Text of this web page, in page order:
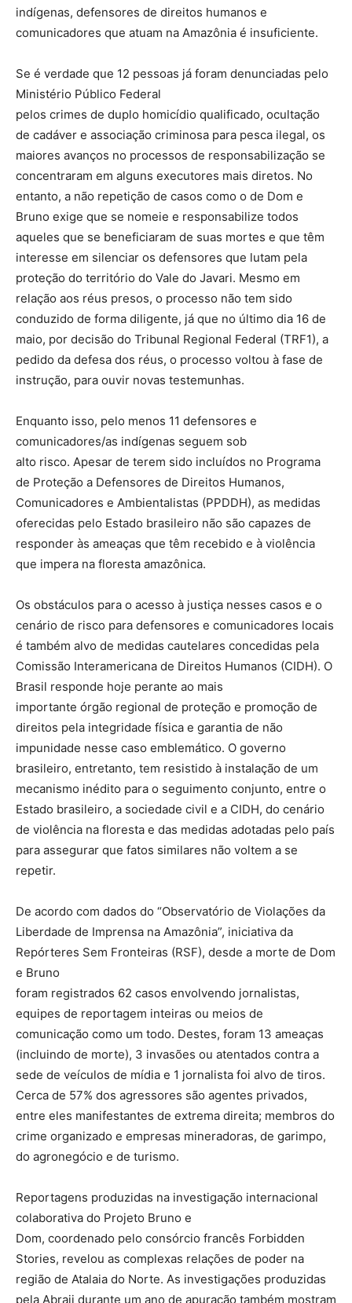
indígenas, defensores de direitos humanos e
comunicadores que atuam na Amazônia é insuficiente.
Se é verdade que 12 pessoas já foram denunciadas pelo
Ministério Público Federal
pelos crimes de duplo homicídio qualificado, ocultação
de cadáver e associação criminosa para pesca ilegal, os
maiores avanços no processos de responsabilização se
concentraram em alguns executores mais diretos. No
entanto, a não repetição de casos como o de Dom e
Bruno exige que se nomeie e responsabilize todos
aqueles que se beneficiaram de suas mortes e que têm
interesse em silenciar os defensores que lutam pela
proteção do território do Vale do Javari. Mesmo em
relação aos réus presos, o processo não tem sido
conduzido de forma diligente, já que no último dia 16 de
maio, por decisão do Tribunal Regional Federal (TRF1), a
pedido da defesa dos réus, o processo voltou à fase de
instrução, para ouvir novas testemunhas.
Enquanto isso, pelo menos 11 defensores e
comunicadores/as indígenas seguem sob
alto risco. Apesar de terem sido incluídos no Programa
de Proteção a Defensores de Direitos Humanos,
Comunicadores e Ambientalistas (PPDDH), as medidas
oferecidas pelo Estado brasileiro não são capazes de
responder às ameaças que têm recebido e à violência
que impera na floresta amazônica.
Os obstáculos para o acesso à justiça nesses casos e o
cenário de risco para defensores e comunicadores locais
é também alvo de medidas cautelares concedidas pela
Comissão Interamericana de Direitos Humanos (CIDH). O
Brasil responde hoje perante ao mais
importante órgão regional de proteção e promoção de
direitos pela integridade física e garantia de não
impunidade nesse caso emblemático. O governo
brasileiro, entretanto, tem resistido à instalação de um
mecanismo inédito para o seguimento conjunto, entre o
Estado brasileiro, a sociedade civil e a CIDH, do cenário
de violência na floresta e das medidas adotadas pelo país
para assegurar que fatos similares não voltem a se
repetir.
De acordo com dados do “Observatório de Violações da
Liberdade de Imprensa na Amazônia”, iniciativa da
Repórteres Sem Fronteiras (RSF), desde a morte de Dom
e Bruno
foram registrados 62 casos envolvendo jornalistas,
equipes de reportagem inteiras ou meios de
comunicação como um todo. Destes, foram 13 ameaças
(incluindo de morte), 3 invasões ou atentados contra a
sede de veículos de mídia e 1 jornalista foi alvo de tiros.
Cerca de 57% dos agressores são agentes privados,
entre eles manifestantes de extrema direita; membros do
crime organizado e empresas mineradoras, de garimpo,
do agronegócio e de turismo.
Reportagens produzidas na investigação internacional
colaborativa do Projeto Bruno e
Dom, coordenado pelo consórcio francês Forbidden
Stories, revelou as complexas relações de poder na
região de Atalaia do Norte. As investigações produzidas
pela Abraji durante um ano de apuração também mostram